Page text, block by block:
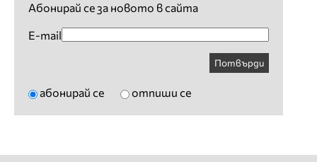
Абонирай се за новото в сайта
E-mail
Потвърди
абонирай се отпиши се